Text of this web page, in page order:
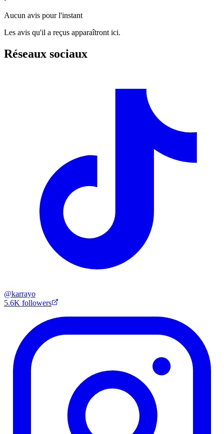
Aucun avis pour l'instant
Les avis qu'il a reçus apparaîtront ici.
Réseaux sociaux
@karrayo
5.6K followers